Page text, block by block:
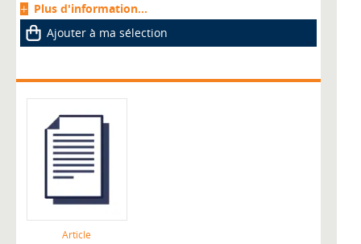
Plus d'information...
Ajouter à ma sélection
Article